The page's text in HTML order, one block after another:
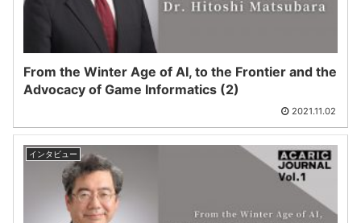
From the Winter Age of AI, to the Frontier and the
Advocacy of Game Informatics (2)
2021.11.02
インタビュー